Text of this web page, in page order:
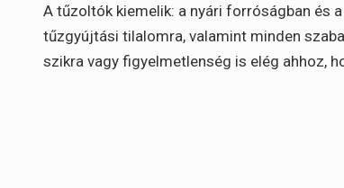
A tűzoltók kiemelik: a nyári forróságban és
tűzgyújtási tilalomra, valamint minden
szikra vagy figyelmetlenség is elég ahhoz,